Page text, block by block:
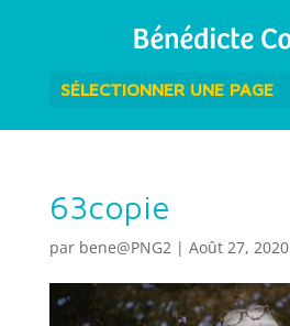
SÉLECTIONNER UNE PAGE
63copie
par bene@PNG2| Août 27, 2020